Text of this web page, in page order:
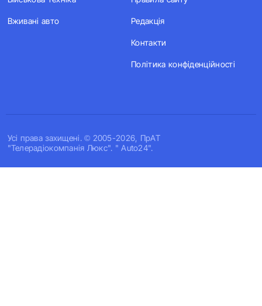
Усi права захищенi. © 2005-2026, ПрАТ
"Телерадіокомпанія Люкс". " Auto24".
Вживані авто Редакція
Контакти
Політика конфіденційності